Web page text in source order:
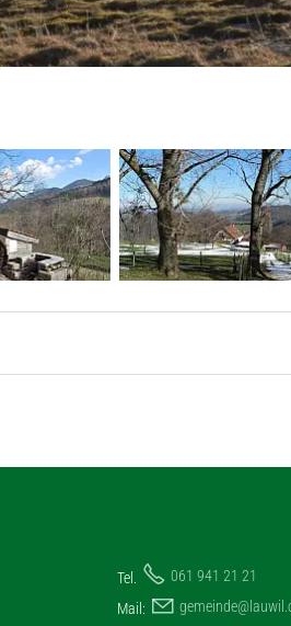
Tel.
061 941 21 21
Mail:
g m nd l w